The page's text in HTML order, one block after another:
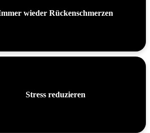
wieder Rückenschmerzen
Stress reduzieren